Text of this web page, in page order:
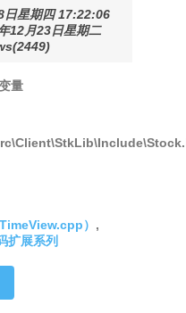
星期四 17:22:06
12月23日星期二
量
） ,
扩展系列